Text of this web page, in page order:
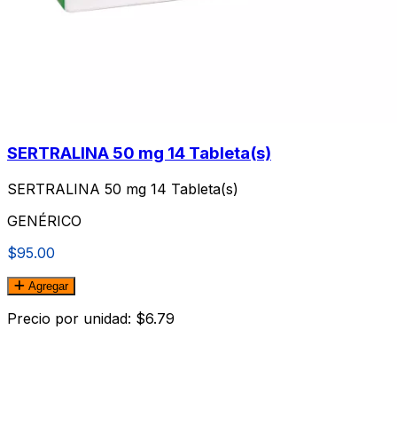
SERTRALINA 50 mg 14 Tableta(s)
SERTRALINA 50 mg 14 Tableta(s)
GENÉRICO
$95.00
Agregar
Precio por unidad: $6.79